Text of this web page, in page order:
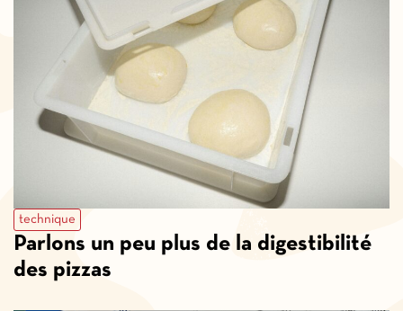
technique
Parlons un peu plus de la digestibilité
des pizzas